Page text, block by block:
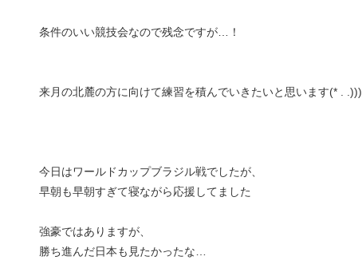
条件のいい競技会なので残念ですが…！
来月の北麓の方に向けて練習を積んでいきたいと思います(* . .)))
今日はワールドカップブラジル戦でしたが、
早朝も早朝すぎて寝ながら応援してました
強豪ではありますが、
勝ち進んだ日本も見たかったな…